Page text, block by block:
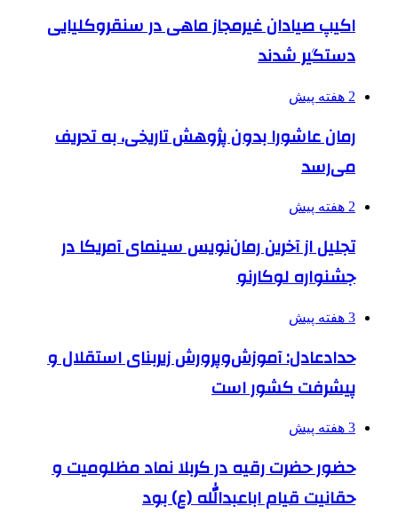
اکیپ صیادان غیرمجاز ماهی در سنقروکلیایی
دستگیر شدند
2 هفته پیش
رمان عاشورا بدون پژوهش تاریخی، به تحریف
می‌رسد
2 هفته پیش
تجلیل از آخرین رمان‌نویس سینمای آمریکا در
جشنواره لوکارنو
3 هفته پیش
حدادعادل: آموزش‌وپرورش زیربنای استقلال و
پیشرفت کشور است
3 هفته پیش
حضور حضرت رقیه در کربلا نماد مظلومیت و
حقانیت قیام اباعبدالله (ع) بود